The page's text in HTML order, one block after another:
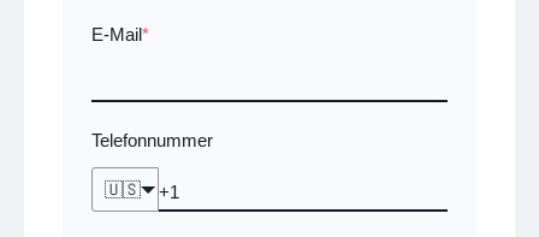
E-Mail*
Telefonnummer
🇺🇸